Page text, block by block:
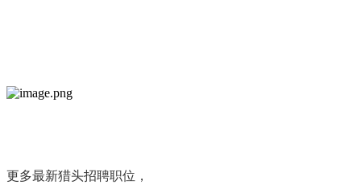
更多最新猎头招聘职位，